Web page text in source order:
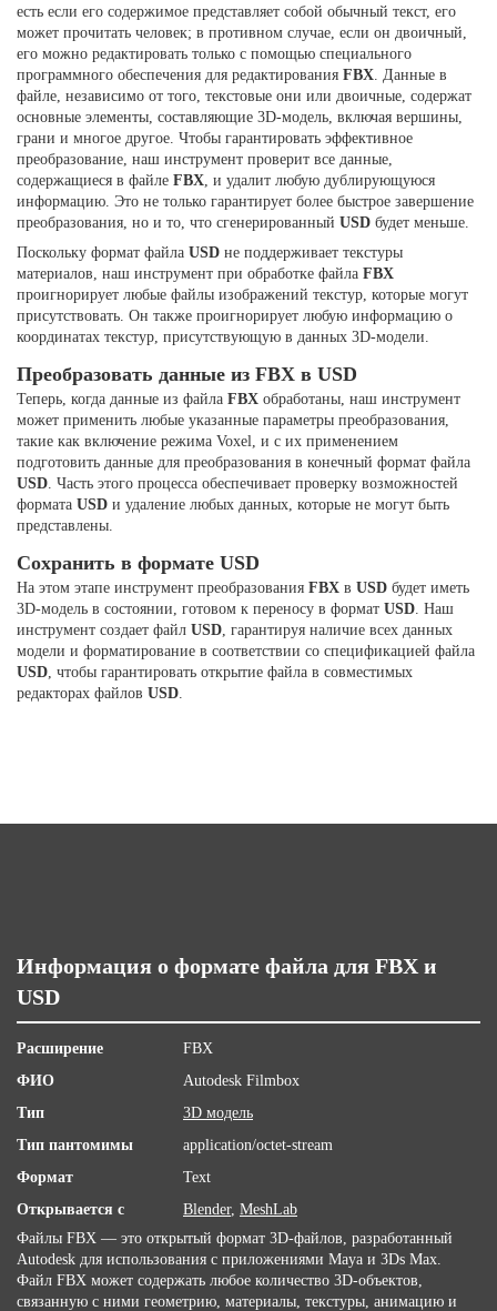
есть если его содержимое представляет собой обычный текст, его
может прочитать человек; в противном случае, если он двоичный,
его можно редактировать только с помощью специального
программного обеспечения для редактирования FBX. Данные в
файле, независимо от того, текстовые они или двоичные, содержат
основные элементы, составляющие 3D-модель, включая вершины,
грани и многое другое. Чтобы гарантировать эффективное
преобразование, наш инструмент проверит все данные,
содержащиеся в файле FBX, и удалит любую дублирующуюся
информацию. Это не только гарантирует более быстрое завершение
преобразования, но и то, что сгенерированный USD будет меньше.
Поскольку формат файла USD не поддерживает текстуры
материалов, наш инструмент при обработке файла FBX
проигнорирует любые файлы изображений текстур, которые могут
присутствовать. Он также проигнорирует любую информацию о
координатах текстур, присутствующую в данных 3D-модели.
Преобразовать данные из FBX в USD
Теперь, когда данные из файла FBX обработаны, наш инструмент
может применить любые указанные параметры преобразования,
такие как включение режима Voxel, и с их применением
подготовить данные для преобразования в конечный формат файла
USD. Часть этого процесса обеспечивает проверку возможностей
формата USD и удаление любых данных, которые не могут быть
представлены.
Сохранить в формате USD
На этом этапе инструмент преобразования FBX в USD будет иметь
3D-модель в состоянии, готовом к переносу в формат USD. Наш
инструмент создает файл USD, гарантируя наличие всех данных
модели и форматирование в соответствии со спецификацией файла
USD, чтобы гарантировать открытие файла в совместимых
редакторах файлов USD.
Информация о формате файла для FBX и
USD
Расширение
FBX
ФИО
Autodesk Filmbox
Тип
3D модель
Тип пантомимы
application/octet-stream
Формат
Text
Открывается с
Blender, MeshLab
Файлы FBX — это открытый формат 3D-файлов, разработанный
Autodesk для использования с приложениями Maya и 3Ds Max.
Файл FBX может содержать любое количество 3D-объектов,
связанную с ними геометрию, материалы, текстуры, анимацию и